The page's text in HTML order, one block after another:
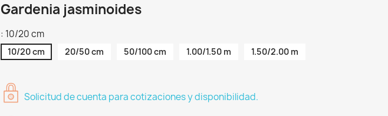
Gardenia jasminoides
: 10/20 cm
10/20 cm 20/50 cm 50/100 cm 1.00/1.50 m 1.50/2.00 m
Solicitud de cuenta para cotizaciones y disponibilidad.